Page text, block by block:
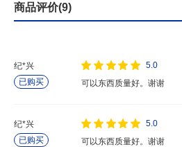
商品评价(9)
纪*兴
已购买
5.0
可以东西质量好。谢谢
纪*兴
已购买
5.0
可以东西质量好。谢谢